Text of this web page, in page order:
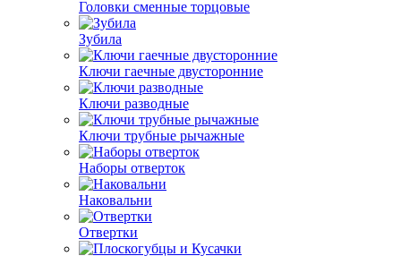
Головки сменные торцовые
Зубила
Ключи гаечные двусторонние
Ключи разводные
Ключи трубные рычажные
Наборы отверток
Наковальни
Отвертки